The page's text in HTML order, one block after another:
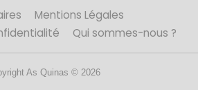
Mentions Légales
Qui sommes-nous ?
As Quinas © 2026